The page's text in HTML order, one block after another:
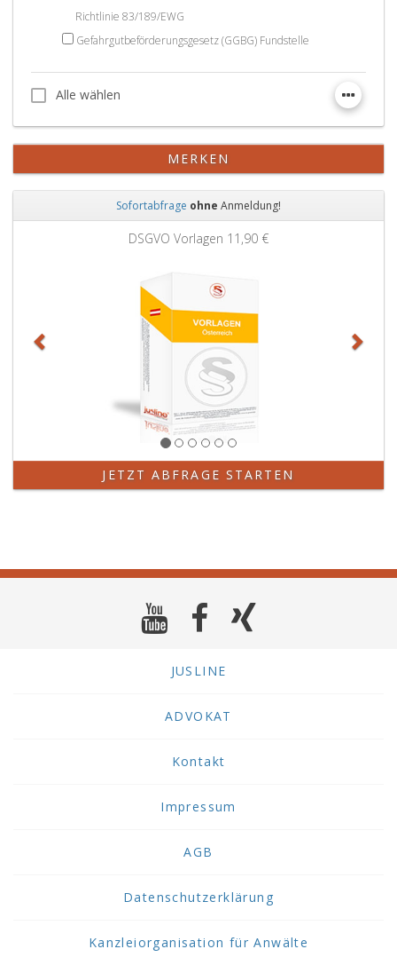
Richtlinie 83/189/EWG
Gefahrgutbeförderungsgesetz (GGBG) Fundstelle
Alle wählen
Alle wählen
MERKEN
Sofortabfrage ohne Anmeldung!
DSGVO Vorlagen 11,90 €
JETZT ABFRAGE STARTEN
JUSLINE
ADVOKAT
Kontakt
Impressum
AGB
Datenschutzerklärung
Kanzleiorganisation für Anwälte